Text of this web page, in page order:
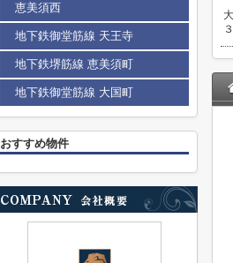
恵美須西
地下鉄御堂筋線 天王寺
地下鉄堺筋線 恵美須町
地下鉄御堂筋線 大国町
おすすめ物件